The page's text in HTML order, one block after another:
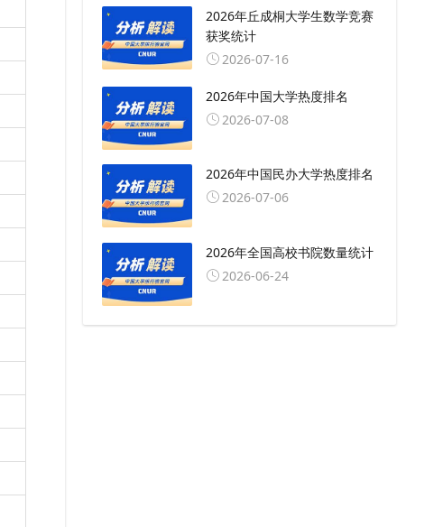
2026年丘成桐大学生数学竞赛
获奖统计
2026-07-16
2026年中国大学热度排名
2026-07-08
2026年中国民办大学热度排名
2026-07-06
2026年全国高校书院数量统计
2026-06-24